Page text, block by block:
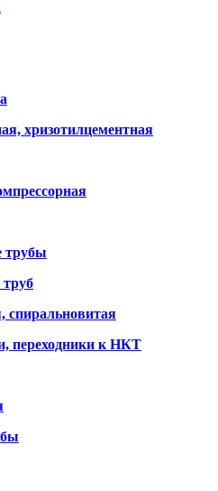
хризотилцементная
трубы
спиральновитая
переходники к НКТ